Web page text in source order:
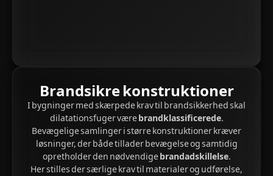
Brandsikre konstruktioner
I bygninger med skærpede krav til brandsikkerhed skal
dilatationsfuger værebrandklassificerede.
Bevægelige samlinger i større konstruktioner kræver
løsninger, der både tillader bevægelse og samtidig
opretholder den nødvendigebrandadskillelse.
Her stilles der særlige krav til materialer og udførelse,